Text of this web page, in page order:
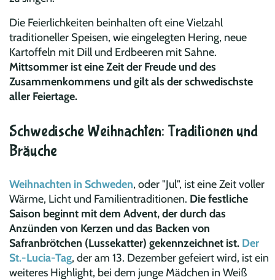
Die Feierlichkeiten beinhalten oft eine Vielzahl
traditioneller Speisen, wie eingelegten Hering, neue
Kartoffeln mit Dill und Erdbeeren mit Sahne.
Mittsommer ist eine Zeit der Freude und des
Zusammenkommens und gilt als der schwedischste
aller Feiertage.
Schwedische Weihnachten: Traditionen und
Bräuche
Weihnachten in Schweden, oder "Jul", ist eine Zeit voller
Wärme, Licht und Familientraditionen. Die festliche
Saison beginnt mit dem Advent, der durch das
Anzünden von Kerzen und das Backen von
Safranbrötchen (Lussekatter) gekennzeichnet ist. Der
St.-Lucia-Tag, der am 13. Dezember gefeiert wird, ist ein
weiteres Highlight, bei dem junge Mädchen in Weiß